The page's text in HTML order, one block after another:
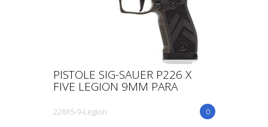
PISTOLE SIG-SAUER P226 X
FIVE LEGION 9MM PARA
0
226X5-9-Legion